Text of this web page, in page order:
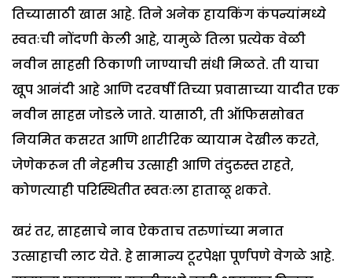
तिच्यासाठी खास आहे. तिने अनेक हायकिंग कंपन्यांमध्ये
स्वतःची नोंदणी केली आहे, यामुळे तिला प्रत्येक वेळी
नवीन साहसी ठिकाणी जाण्याची संधी मिळते. ती याचा
खूप आनंदी आहे आणि दरवर्षी तिच्या प्रवासाच्या यादीत एक
नवीन साहस जोडले जाते. यासाठी, ती ऑफिससोबत
नियमित कसरत आणि शारीरिक व्यायाम देखील करते,
जेणेकरून ती नेहमीच उत्साही आणि तंदुरुस्त राहते,
कोणत्याही परिस्थितीत स्वतःला हाताळू शकते.
खरं तर, साहसाचे नाव ऐकताच तरुणांच्या मनात
उत्साहाची लाट येते. हे सामान्य टूरपेक्षा पूर्णपणे वेगळे आहे.